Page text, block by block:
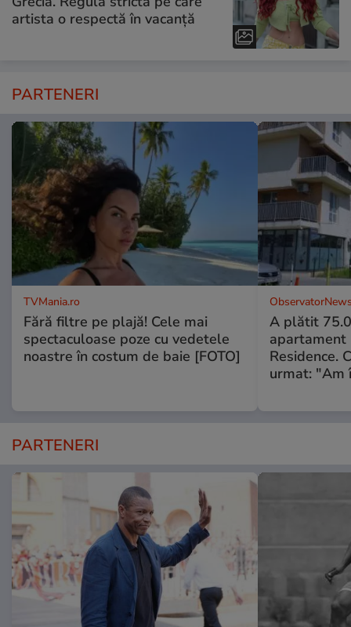
artista o respectă în vacanță
PARTENERI
TVMania.ro
Fără filtre pe plajă! Cele mai
spectaculoase poze cu vedetele
noastre în costum de baie [FOTO]
A plătit
apartament
Residence.
urmat: "Am
PARTENERI